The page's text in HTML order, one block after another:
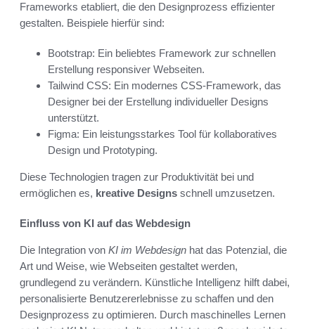
Frameworks etabliert, die den Designprozess effizienter
gestalten. Beispiele hierfür sind:
Bootstrap: Ein beliebtes Framework zur schnellen
Erstellung responsiver Webseiten.
Tailwind CSS: Ein modernes CSS-Framework, das
Designer bei der Erstellung individueller Designs
unterstützt.
Figma: Ein leistungsstarkes Tool für kollaboratives
Design und Prototyping.
Diese Technologien tragen zur Produktivität bei und
ermöglichen es, kreative Designs schnell umzusetzen.
Einfluss von KI auf das Webdesign
Die Integration von KI im Webdesign hat das Potenzial, die
Art und Weise, wie Webseiten gestaltet werden,
grundlegend zu verändern. Künstliche Intelligenz hilft dabei,
personalisierte Benutzererlebnisse zu schaffen und den
Designprozess zu optimieren. Durch maschinelles Lernen